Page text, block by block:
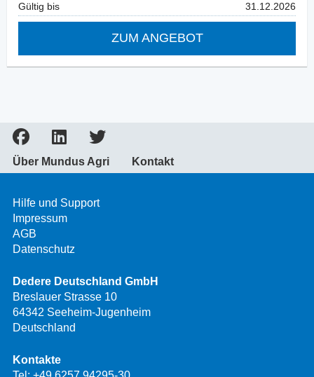
Gültig bis
31.12.2026
ZUM ANGEBOT
Über Mundus Agri Kontakt
Hilfe und Support
Impressum
AGB
Datenschutz
Dedere Deutschland GmbH
Breslauer Strasse 10
64342 Seeheim-Jugenheim
Deutschland
Kontakte